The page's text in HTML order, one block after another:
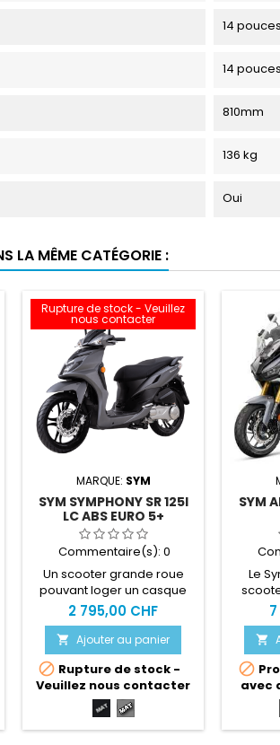
14 pouces
14 pouces
810mm
136 kg
Oui
LA MÊME CATÉGORIE :
Rupture de stock - Veuillez
nous contacter
MARQUE: SYM
SYM SYMPHONY SR 125I
LC ABS EURO 5+
Commentaire(s): 0
Un scooter grande roue
pouvant loger un casque
intégral !Casque intégral
sous selle Disques frein
avant/arrière ABS Prise
accessoires Disponible à
l'essaiACHAT EN LIGNE =
SERVICE CLEFS EN MAINS
OBLIGATOIRE Plus d'info sur
notre site spécialisé :
www.motoslive.ch
2 795,00 CHF
 Ajouter au panier
 Rupture de stock -
Veuillez nous contacter
Noir
mat
Gris
foncé
SYM
Le
sol
issu
vous
CLEFS


avec